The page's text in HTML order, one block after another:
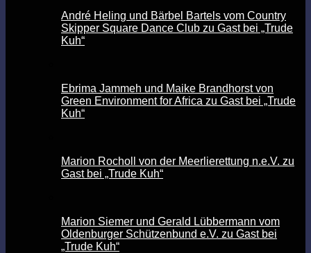
André Heling und Bärbel Bartels vom Country
Skipper Square Dance Club zu Gast bei „Trude
Kuh“
Ebrima Jammeh und Maike Brandhorst von
Green Environment for Africa zu Gast bei „Trude
Kuh“
Marion Rocholl von der Meerlierettung n.e.V. zu
Gast bei „Trude Kuh“
Marion Siemer und Gerald Lübbermann vom
Oldenburger Schützenbund e.V. zu Gast bei
„Trude Kuh“